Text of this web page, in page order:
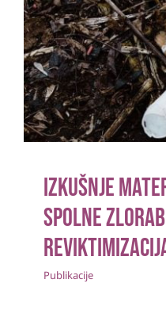
Izkušnje
zlorabe
Izkušnje
spolne
Publikacije